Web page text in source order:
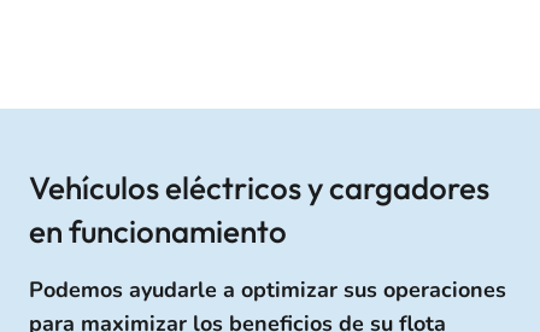
Vehículos eléctricos y cargadores
en funcionamiento
Podemos ayudarle a optimizar sus operaciones
para maximizar los beneficios de su flota